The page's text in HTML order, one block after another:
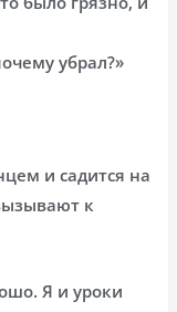
убрал?»
и садится на
к
Я и уроки